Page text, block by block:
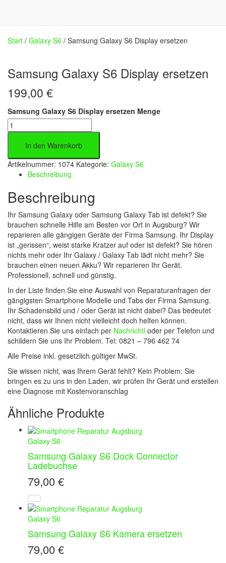
Start / Galaxy S6 / Samsung Galaxy S6 Display ersetzen
Samsung Galaxy S6 Display ersetzen
199,00 €
Samsung Galaxy S6 Display ersetzen Menge
In den Warenkorb
Artikelnummer: 1074 Kategorie: Galaxy S6
Beschreibung
Beschreibung
Ihr Samsung Galaxy oder Samsung Galaxy Tab ist defekt? Sie
brauchen schnelle Hilfe am Besten vor Ort in Augsburg? Wir
reparieren alle gängigen Geräte der Firma Samsung. Ihr Display
ist „gerissen“, weist starke Kratzer auf oder ist defekt? Sie hören
nichts mehr oder Ihr Galaxy / Galaxy Tab lädt nicht mehr? Sie
brauchen einen neuen Akku? Wir reparieren Ihr Gerät.
Professionell, schnell und günstig.
In der Liste finden Sie eine Auswahl von Reparaturanfragen der
gängigsten Smartphone Modelle und Tabs der Firma Samsung.
Ihr Schadensbild und / oder Gerät ist nicht dabei? Das bedeutet
nicht, dass wir Ihnen nicht vielleicht doch helfen können.
Kontaktieren Sie uns einfach per Nachrichtl oder per Telefon und
schildern Sie uns Ihr Problem. Tel: 0821 – 796 462 74
Alle Preise inkl. gesetzlich gültiger MwSt.
Sie wissen nicht, was Ihrem Gerät fehlt? Kein Problem: Sie
bringen es zu uns in den Laden, wir prüfen Ihr Gerät und erstellen
eine Diagnose mit Kostenvoranschlag
Ähnliche Produkte
Galaxy S6
Samsung Galaxy S6 Dock Connector
Ladebuchse
79,00 €
Galaxy S6
Samsung Galaxy S6 Kamera ersetzen
79,00 €